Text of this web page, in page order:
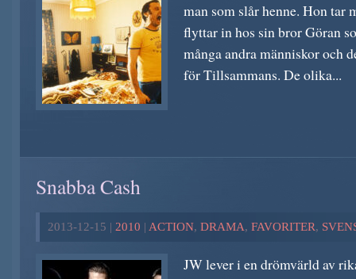
man som slår henne. Hon tar
flyttar in hos sin bror Göran
många andra människor och
för Tillsammans. De olika...
Snabba Cash
2013-12-15 | 2010 | ACTION, DRAMA, FAVORITER,
JW lever i en drömvärld av